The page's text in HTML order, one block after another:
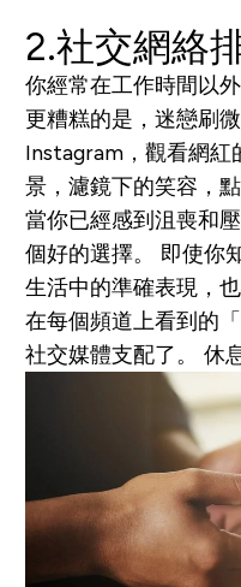
2.社交網絡
你經常在工作時間以
更糟糕的是，迷戀刷
Instagram，觀看網紅
景，濾鏡下的笑容，
當你已經感到沮喪和
個好的選擇。 即使你
生活中的準確表現，
在每個頻道上看到的
社交媒體支配了。 休